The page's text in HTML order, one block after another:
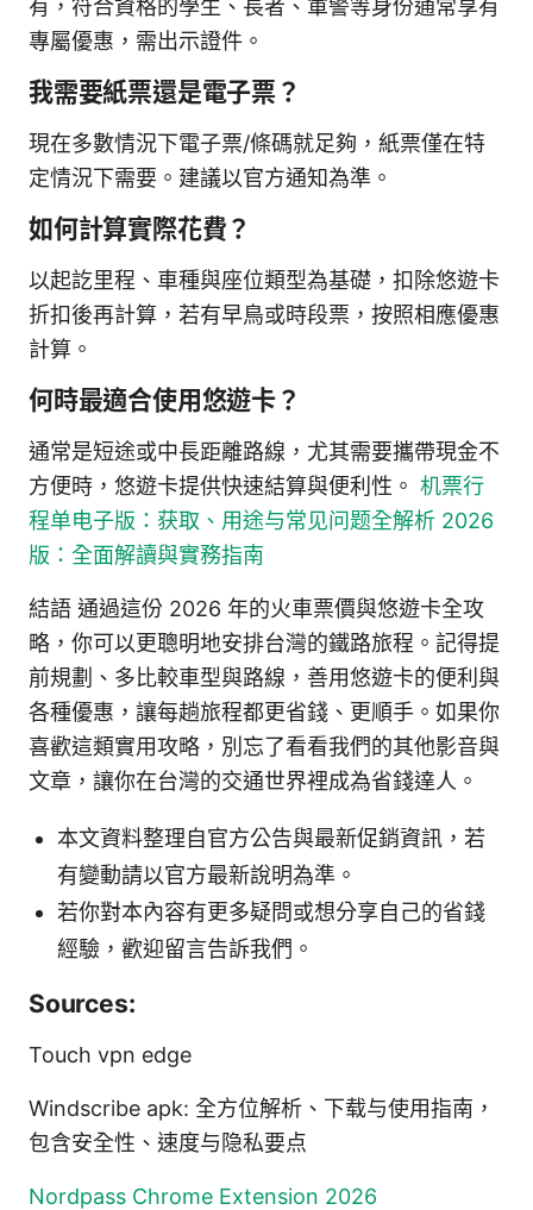
有，符合資格的學生、長者、軍警等身份通常享有
專屬優惠，需出示證件。
我需要紙票還是電子票？
現在多數情況下電子票/條碼就足夠，紙票僅在特
定情況下需要。建議以官方通知為準。
如何計算實際花費？
以起訖里程、車種與座位類型為基礎，扣除悠遊卡
折扣後再計算，若有早鳥或時段票，按照相應優惠
計算。
何時最適合使用悠遊卡？
通常是短途或中長距離路線，尤其需要攜帶現金不
方便時，悠遊卡提供快速結算與便利性。 机票行
程单电子版：获取、用途与常见问题全解析 2026
版：全面解讀與實務指南
結語 通過這份 2026 年的火車票價與悠遊卡全攻
略，你可以更聰明地安排台灣的鐵路旅程。記得提
前規劃、多比較車型與路線，善用悠遊卡的便利與
各種優惠，讓每趟旅程都更省錢、更順手。如果你
喜歡這類實用攻略，別忘了看看我們的其他影音與
文章，讓你在台灣的交通世界裡成為省錢達人。
本文資料整理自官方公告與最新促銷資訊，若
有變動請以官方最新說明為準。
若你對本內容有更多疑問或想分享自己的省錢
經驗，歡迎留言告訴我們。
Sources:
Touch vpn edge
Windscribe apk: 全方位解析、下载与使用指南，
包含安全性、速度与隐私要点
Nordpass Chrome Extension 2026